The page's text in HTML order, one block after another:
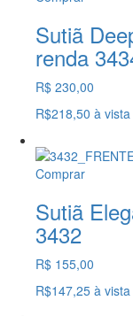
Sutiã
renda
R$ 230,00
R$218,50 à
Comprar
Sutiã
3432
R$ 155,00
R$147,25 à